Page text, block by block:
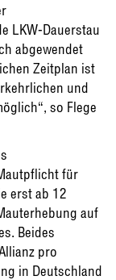
LKW-Dauerstau
abgewendet
Zeitplan ist
und
so Flege
für
erst ab 12
auf
Beides
pro
in Deutschland